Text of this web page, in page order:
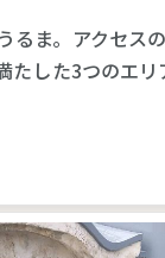
るま。アクセス
たした3つのエ